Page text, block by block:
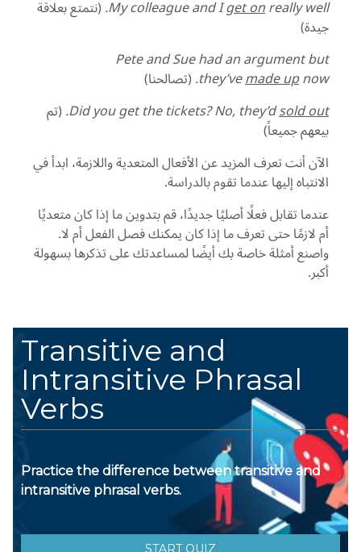
My colleague and Iget onreally well. (نتمتع بعلاقة
جيدة)
Pete and Sue had an argument but
they’vemade upnow.
(تصالحنا)
Did you get the tickets? No, they’dsold out
.(تم
بيعهم جميعاً)
الآن أنت تعرف المزيد عن الأفعال المتعدية واللازمة، ابدأ في
الانتباه إليها عندما تقوم بالدراسة.
عندما تقابل فعلًا أصليًا جديدًا، قم بتدوين ما إذا كان متعديًا
أم لازمًا حتى تعرف ما إذا كان يمكنك فصل الفعل أم لا.
واصنع أمثلة خاصة بك أيضًا لمساعدتك على تذكرها بسهولة
أكبر.